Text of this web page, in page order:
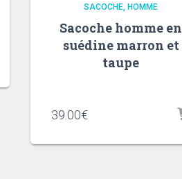
SACOCHE HOMME
Sacoche homme en
suédine marron et
taupe
39.00€